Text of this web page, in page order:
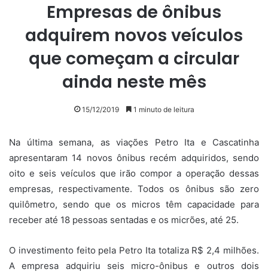
Empresas de ônibus
adquirem novos veículos
que começam a circular
ainda neste mês
15/12/2019 1 minuto de leitura
Na última semana, as viações Petro Ita e Cascatinha
apresentaram 14 novos ônibus recém adquiridos, sendo
oito e seis veículos que irão compor a operação dessas
empresas, respectivamente. Todos os ônibus são zero
quilômetro, sendo que os micros têm capacidade para
receber até 18 pessoas sentadas e os micrões, até 25.
O investimento feito pela Petro Ita totaliza R$ 2,4 milhões.
A empresa adquiriu seis micro-ônibus e outros dois